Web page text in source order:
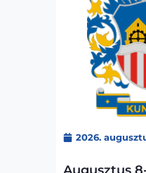
2026.